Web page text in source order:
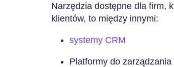
Narzędzia dostępne dla firm,
klientów, to między innymi:
systemy CRM
Platformy do